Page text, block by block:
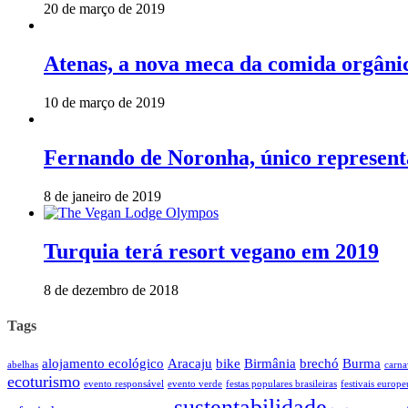
20 de março de 2019
Atenas, a nova meca da comida
10 de março de 2019
Fernando de Noronha, único
8 de janeiro de 2019
Turquia terá resort vegano em 2019
8 de dezembro de 2018
Tags
abelhas alojamento ecológico Aracaju bike Birmânia brechó Burma
ecoturismo evento responsável evento verde festas populares brasileiras festivais